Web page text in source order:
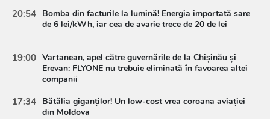
20:54 Bomba din facturile la lumină! Energia importată sare
de 6 lei/kWh, iar cea de avarie trece de 20 de lei
19:00 Vartanean, apel către guvernările de la Chișinău și
Erevan: FLYONE nu trebuie eliminată în favoarea altei
companii
17:34 Bătălia giganților! Un low-cost vrea coroana aviației
din Moldova